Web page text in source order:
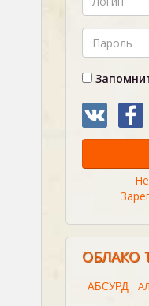
ОБЛАКО
АБСУРД